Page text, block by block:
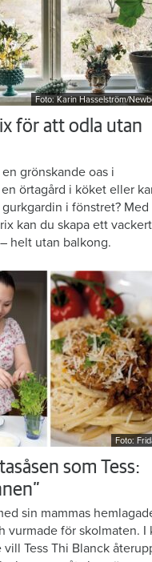
Foto: Karin Hasselström/
för att odla utan
grönskande oas i
örtagård i köket eller
i fönstret? Med
kan du skapa ett
helt utan balkong.
Foto:
som Tess:
sin mammas
vurmade för skolmaten. I
Tess Thi Blanck